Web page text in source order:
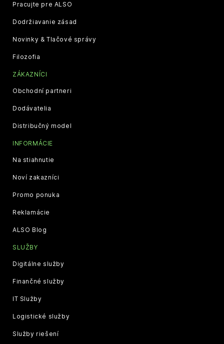
Pracujte pre ALSO
Dodržiavanie zásad
Novinky & Tlačové správy
Filozofia
ZÁKAZNÍCI
Obchodní partneri
Dodávatelia
Distribučný model
INFORMÁCIE
Na stiahnutie
Noví zakazníci
Promo ponuka
Reklamácie
ALSO Blog
SLUŽBY
Digitálne služby
Finančné služby
IT Služby
Logistické služby
Služby riešení